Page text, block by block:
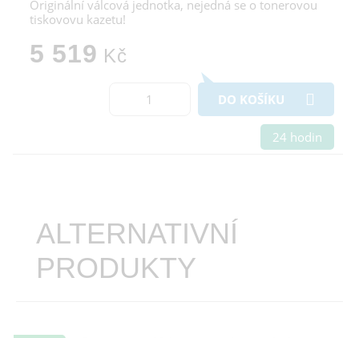
Originální válcová jednotka, nejedná se o tonerovou
tiskovovu kazetu!
5 519 Kč
DO KOŠÍKU
24 hodin
ALTERNATIVNÍ
PRODUKTY